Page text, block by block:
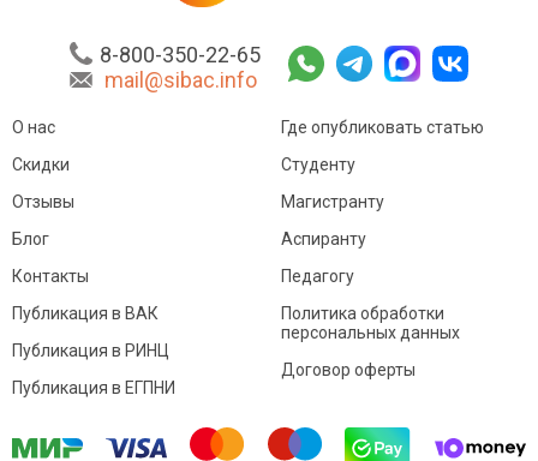
8-800-350-22-65
mail@sibac.info
О нас
Скидки
Отзывы
Блог
Контакты
Где опубликовать статью
Студенту
Магистранту
Аспиранту
Педагогу
Публикация в ВАК
Публикация в РИНЦ
Публикация в ЕГПНИ
Политика обработки
персональных данных
Договор оферты